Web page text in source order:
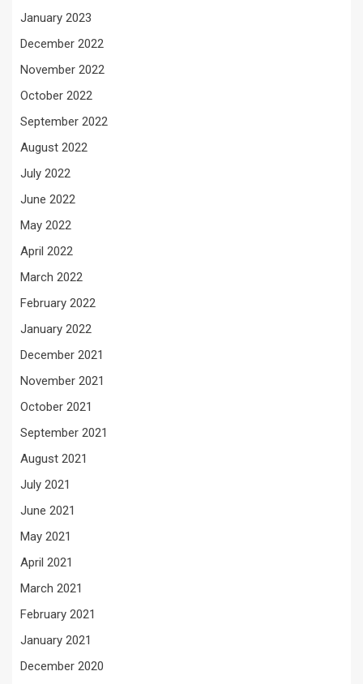
January 2023
December 2022
November 2022
October 2022
September 2022
August 2022
July 2022
June 2022
May 2022
April 2022
March 2022
February 2022
January 2022
December 2021
November 2021
October 2021
September 2021
August 2021
July 2021
June 2021
May 2021
April 2021
March 2021
February 2021
January 2021
December 2020